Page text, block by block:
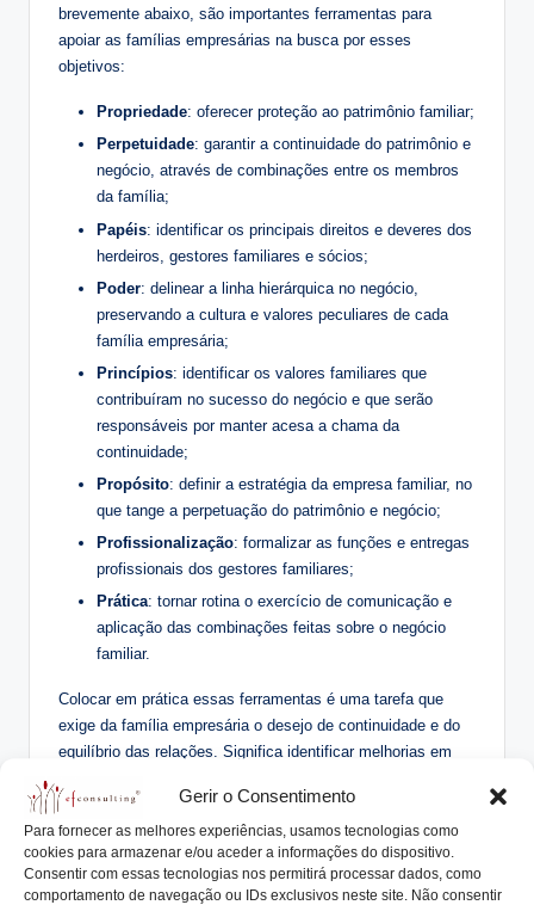
Gerir o Consentimento
Para fornecer as melhores experiências, usamos tecnologias como
cookies para armazenar e/ou aceder a informações do dispositivo.
Consentir com essas tecnologias nos permitirá processar dados, como
comportamento de navegação ou IDs exclusivos neste site. Não consentir
brevemente abaixo, são importantes ferramentas para
apoiar as famílias empresárias na busca por esses
objetivos:
Propriedade: oferecer proteção ao patrimônio familiar;
Perpetuidade: garantir a continuidade do patrimônio e
negócio, através de combinações entre os membros
da família;
Papéis: identificar os principais direitos e deveres dos
herdeiros, gestores familiares e sócios;
Poder: delinear a linha hierárquica no negócio,
preservando a cultura e valores peculiares de cada
família empresária;
Princípios: identificar os valores familiares que
contribuíram no sucesso do negócio e que serão
responsáveis por manter acesa a chama da
continuidade;
Propósito: definir a estratégia da empresa familiar, no
que tange a perpetuação do patrimônio e negócio;
Profissionalização: formalizar as funções e entregas
profissionais dos gestores familiares;
Prática: tornar rotina o exercício de comunicação e
aplicação das combinações feitas sobre o negócio
familiar.
Colocar em prática essas ferramentas é uma tarefa que
exige da família empresária o desejo de continuidade e do
equilíbrio das relações. Significa identificar melhorias em
comunicação entre todos.
No entanto, é preciso ressaltar que essas ferramentas se
direcionam à gestão do negócio e não no processo de
produção e de inovação do mesmo, pois esses fatores são